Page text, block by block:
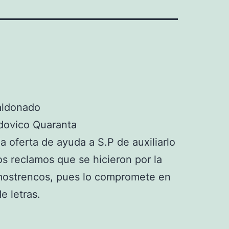
Quaranta
oferta de ayuda a S.P de auxiliarlo
reclamos que se hicieron por la
pues lo compromete en
letras.